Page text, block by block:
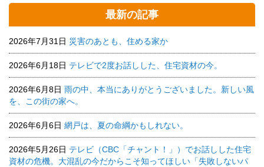
最新の記事
2026年7月31日 災害のあとも、住める家か
2026年6月18日 テレビで2度お話しした、住宅資材の今。
2026年6月8日 雨の中、本当にありがとうございました。新しい風
を、この街の家へ。
2026年6月6日 網戸は、夏の命綱かもしれない。
2026年5月26日 テレビ（CBC「チャント！」）でお話しした住宅
資材の危機。大混乱の今だからこそ知ってほしい「失敗しないパ